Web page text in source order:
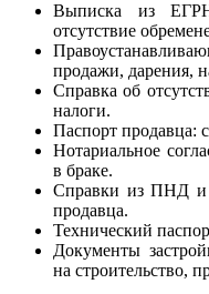
Выписка из
отсутствие
продажи, дарения,
Справка об
налоги.
Паспорт продавца:
Нотариальное
в браке.
Справки из ПНД и
продавца.
Технический
Документы
на строительство,